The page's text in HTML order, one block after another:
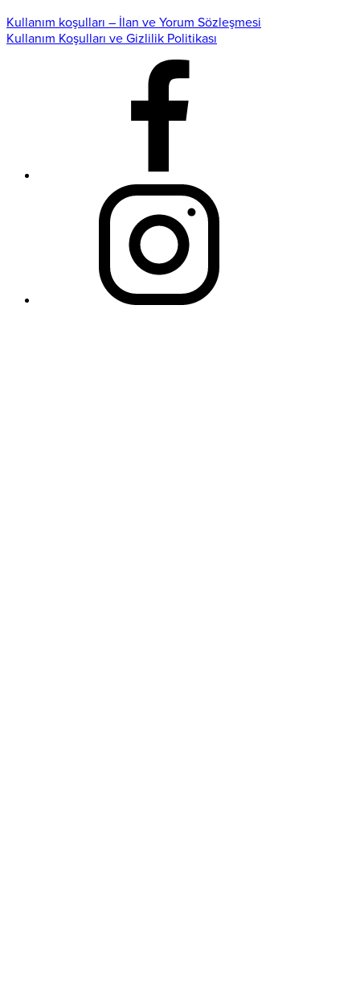
Kullanım koşulları – İlan ve Yorum Sözleşmesi
Kullanım Koşulları ve Gizlilik Politikası